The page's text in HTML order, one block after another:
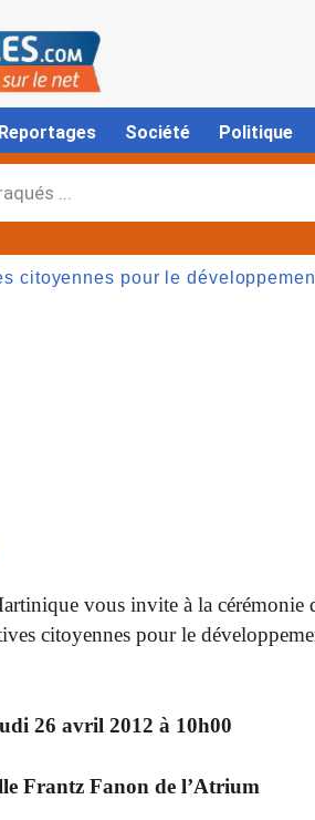
Reportages Société Politique
citoyennes pour le
vous invite à la cérémonie
citoyennes pour le
26 avril 2012 à 10h00
Frantz Fanon de l’Atrium